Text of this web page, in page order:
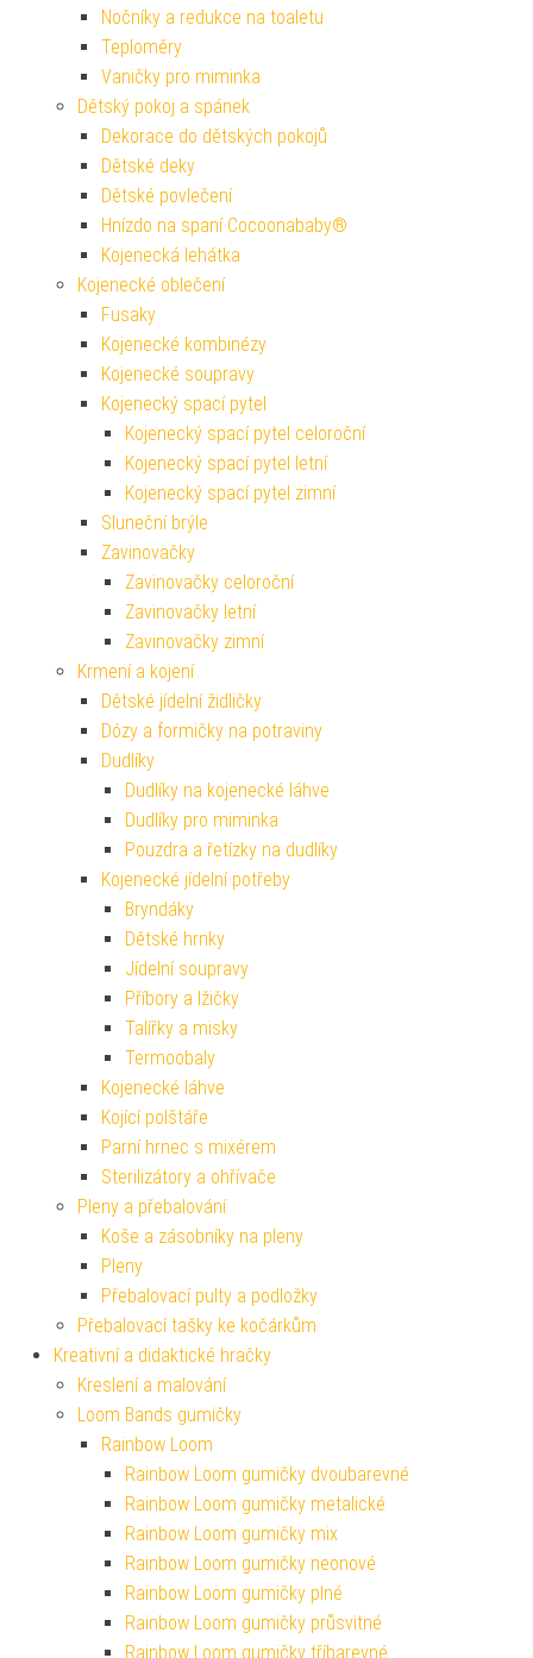
Nočníky a redukce na toaletu
Teploměry
Vaničky pro miminka
Dětský pokoj a spánek
Dekorace do dětských pokojů
Dětské deky
Dětské povlečení
Hnízdo na spaní Cocoonababy®
Kojenecká lehátka
Kojenecké oblečení
Fusaky
Kojenecké kombinézy
Kojenecké soupravy
Kojenecký spací pytel
Kojenecký spací pytel celoroční
Kojenecký spací pytel letní
Kojenecký spací pytel zimní
Sluneční brýle
Zavinovačky
Zavinovačky celoroční
Zavinovačky letní
Zavinovačky zimní
Krmení a kojení
Dětské jídelní židličky
Dózy a formičky na potraviny
Dudlíky
Dudlíky na kojenecké láhve
Dudlíky pro miminka
Pouzdra a řetízky na dudlíky
Kojenecké jídelní potřeby
Bryndáky
Dětské hrnky
Jídelní soupravy
Příbory a lžičky
Talířky a misky
Termoobaly
Kojenecké láhve
Kojící polštáře
Parní hrnec s mixérem
Sterilizátory a ohřívače
Pleny a přebalování
Koše a zásobníky na pleny
Pleny
Přebalovací pulty a podložky
Přebalovací tašky ke kočárkům
Kreativní a didaktické hračky
Kreslení a malování
Loom Bands gumičky
Rainbow Loom
Rainbow Loom gumičky dvoubarevné
Rainbow Loom gumičky metalické
Rainbow Loom gumičky mix
Rainbow Loom gumičky neonové
Rainbow Loom gumičky plné
Rainbow Loom gumičky průsvitné
Rainbow Loom gumičky tříbarevné